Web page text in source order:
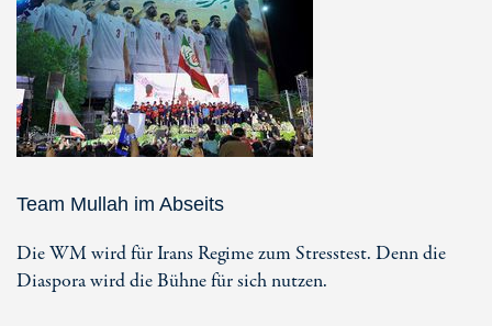
Team Mullah im Abseits
Die WM wird für Irans Regime zum Stresstest. Denn die
Diaspora wird die Bühne für sich nutzen.